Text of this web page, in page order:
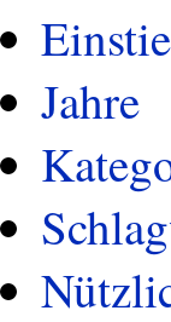
Jahre